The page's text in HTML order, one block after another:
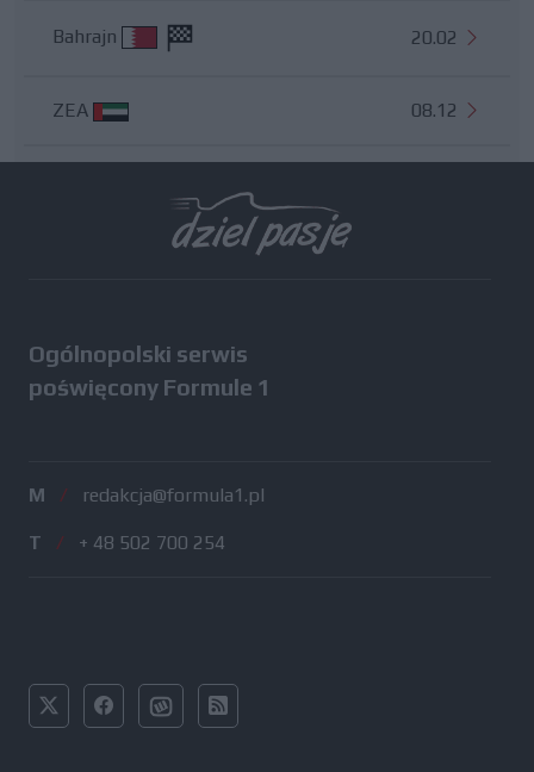
Bahrajn 20.02
ZEA 08.12
Ogólnopolski serwis
poświęcony Formule 1
M / redakcja@formula1.pl
T / + 48 502 700 254